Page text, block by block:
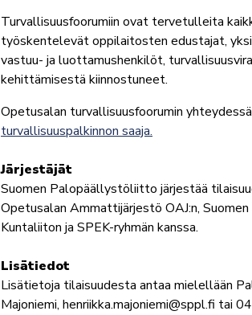
Turvallisuusfoorumiin ovat tervetulleita
työskentelevät oppilaitosten edustajat,
vastuu- ja luottamushenkilöt,
kehittämisestä kiinnostuneet.
Opetusalan turvallisuusfoorumin
turvallisuuspalkinnon saaja.
Järjestäjät
Suomen Palopäällystöliitto järjestää
Opetusalan Ammattijärjestö OAJ:n,
Kuntaliiton ja SPEK-ryhmän kanssa.
Lisätiedot
Lisätietoja tilaisuudesta antaa mielellään
Majoniemi, henriikka.majoniemi@sppl.fi tai